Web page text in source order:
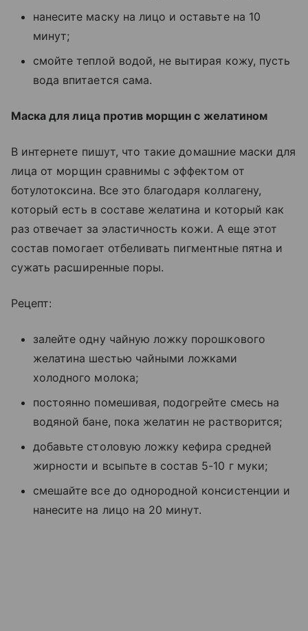
нанесите маску на лицо и оставьте на 10
минут;
смойте теплой водой, не вытирая кожу, пусть
вода впитается сама.
Маска для лица против морщин с желатином
В интернете пишут, что такие домашние маски для
лица от морщин сравнимы с эффектом от
ботулотоксина. Все это благодаря коллагену,
который есть в составе желатина и который как
раз отвечает за эластичность кожи. А еще этот
состав помогает отбеливать пигментные пятна и
сужать расширенные поры.
Рецепт:
залейте одну чайную ложку порошкового
желатина шестью чайными ложками
холодного молока;
постоянно помешивая, подогрейте смесь на
водяной бане, пока желатин не растворится;
добавьте столовую ложку кефира средней
жирности и всыпьте в состав 5-10 г муки;
смешайте все до однородной консистенции и
нанесите на лицо на 20 минут.